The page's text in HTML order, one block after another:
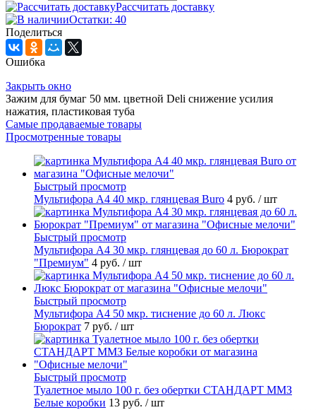
Рассчитать доставку
Остатки: 40
Поделиться
Ошибка
Закрыть окно
Зажим для бумаг 50 мм. цветной Deli снижение усилия
нажатия, пластиковая туба
Самые продаваемые товары
Просмотренные товары
Быстрый просмотр
Мультифора А4 40 мкр. глянцевая Buro 4 руб. / шт
Быстрый просмотр
Мультифора А4 30 мкр. глянцевая до 60 л. Бюрократ
"Премиум" 4 руб. / шт
Быстрый просмотр
Мультифора А4 50 мкр. тиснение до 60 л. Люкс
Бюрократ 7 руб. / шт
Быстрый просмотр
Туалетное мыло 100 г. без обертки СТАНДАРТ ММЗ
Белые коробки 13 руб. / шт